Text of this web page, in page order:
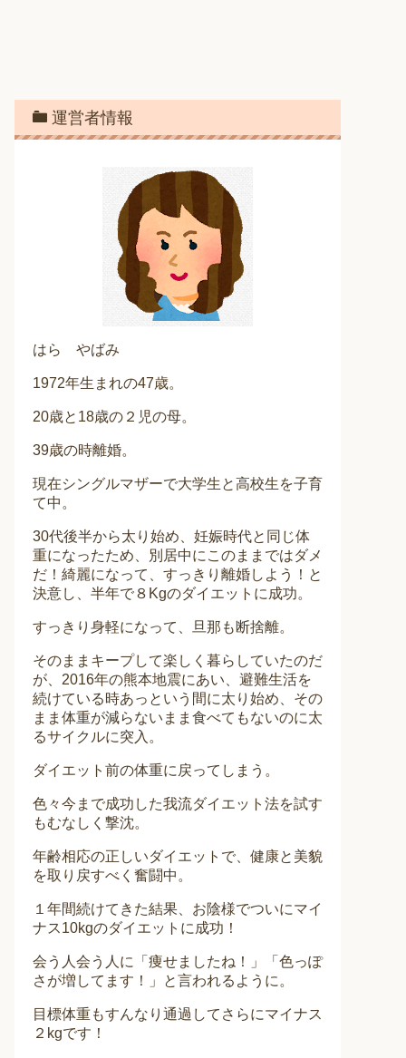
運営者情報
はら やばみ
1972年生まれの47歳。
20歳と18歳の２児の母。
39歳の時離婚。
現在シングルマザーで大学生と高校生を子育
て中。
30代後半から太り始め、妊娠時代と同じ体
重になったため、別居中にこのままではダメ
だ！綺麗になって、すっきり離婚しよう！と
決意し、半年で８Kgのダイエットに成功。
すっきり身軽になって、旦那も断捨離。
そのままキープして楽しく暮らしていたのだ
が、2016年の熊本地震にあい、避難生活を
続けている時あっという間に太り始め、その
まま体重が減らないまま食べてもないのに太
るサイクルに突入。
ダイエット前の体重に戻ってしまう。
色々今まで成功した我流ダイエット法を試す
もむなしく撃沈。
年齢相応の正しいダイエットで、健康と美貌
を取り戻すべく奮闘中。
１年間続けてきた結果、お陰様でついにマイ
ナス10kgのダイエットに成功！
会う人会う人に「痩せましたね！」「色っぽ
さが増してます！」と言われるように。
目標体重もすんなり通過してさらにマイナス
２kgです！